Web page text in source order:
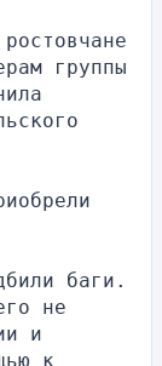
группы
баги.
не
и
к